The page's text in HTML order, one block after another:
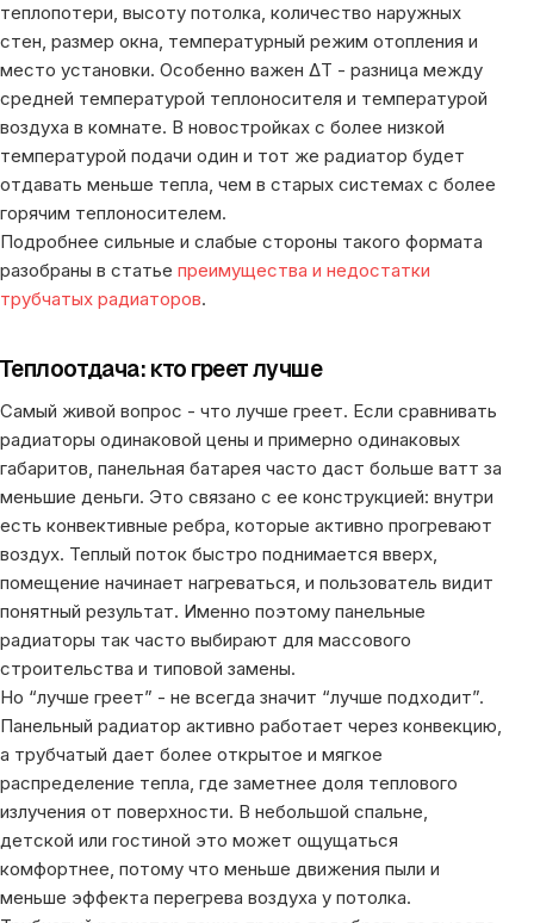
теплопотери, высоту потолка, количество наружных
стен, размер окна, температурный режим отопления и
место установки. Особенно важен ΔT - разница между
средней температурой теплоносителя и температурой
воздуха в комнате. В новостройках с более низкой
температурой подачи один и тот же радиатор будет
отдавать меньше тепла, чем в старых системах с более
горячим теплоносителем.
Подробнее сильные и слабые стороны такого формата
разобраны в статье преимущества и недостатки
трубчатых радиаторов.
Теплоотдача: кто греет лучше
Самый живой вопрос - что лучше греет. Если сравнивать
радиаторы одинаковой цены и примерно одинаковых
габаритов, панельная батарея часто даст больше ватт за
меньшие деньги. Это связано с ее конструкцией: внутри
есть конвективные ребра, которые активно прогревают
воздух. Теплый поток быстро поднимается вверх,
помещение начинает нагреваться, и пользователь видит
понятный результат. Именно поэтому панельные
радиаторы так часто выбирают для массового
строительства и типовой замены.
Но “лучше греет” - не всегда значит “лучше подходит”.
Панельный радиатор активно работает через конвекцию,
а трубчатый дает более открытое и мягкое
распределение тепла, где заметнее доля теплового
излучения от поверхности. В небольшой спальне,
детской или гостиной это может ощущаться
комфортнее, потому что меньше движения пыли и
меньше эффекта перегрева воздуха у потолка.